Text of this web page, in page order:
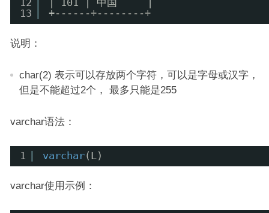
12
13
| 101 | 中国     |
+------+--------+
说明：
char(2) 表示可以存放两个字符，可以是字母或汉字，
但是不能超过2个， 最多只能是255
varchar语法：
1 varchar(L)
varchar使用示例：